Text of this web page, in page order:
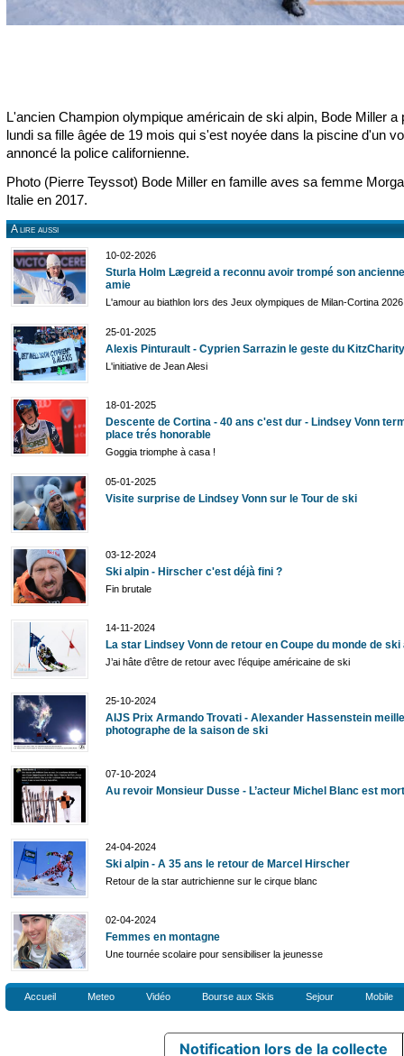
L'ancien Champion olympique américain de ski alpin, Bode Miller a
lundi sa fille âgée de 19 mois qui s'est noyée dans la piscine d'un
annoncé la police californienne.
Photo (Pierre Teyssot) Bode Miller en famille aves sa femme
Italie en 2017.
A lire aussi
10-02-2026
Sturla Holm Lægreid a reconnu avoir trompé son
amie
L'amour au biathlon lors des Jeux olympiques de Milan-Cortina 2026
25-01-2025
Alexis Pinturault - Cyprien Sarrazin le geste du
L'initiative de Jean Alesi
18-01-2025
Descente de Cortina - 40 ans c'est dur - Lindsey Vonn
place trés honorable
Goggia triomphe à casa !
05-01-2025
Visite surprise de Lindsey Vonn sur le Tour de ski
03-12-2024
Ski alpin - Hirscher c'est déjà fini ?
Fin brutale
14-11-2024
La star Lindsey Vonn de retour en Coupe du monde de ski
J’ai hâte d’être de retour avec l’équipe américaine de ski
25-10-2024
AIJS Prix Armando Trovati - Alexander Hassenstein
photographe de la saison de ski
07-10-2024
Au revoir Monsieur Dusse - L’acteur Michel Blanc est mort
24-04-2024
Ski alpin - A 35 ans le retour de Marcel Hirscher
Retour de la star autrichienne sur le cirque blanc
02-04-2024
Femmes en montagne
Une tournée scolaire pour sensibiliser la jeunesse
Accueil Meteo Vidéo Bourse aux Skis Sejour Mobile
Notification lors de la collecte